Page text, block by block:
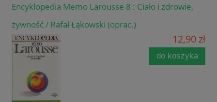
Encyklopedia Memo Larousse 8 : Ciało i zdrowie,
żywność / Rafał Łąkowski (oprac.)
12,90 zł
do koszyka